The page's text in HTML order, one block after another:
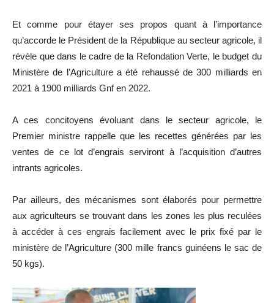
Et comme pour étayer ses propos quant à l’importance
qu’accorde le Président de la République au secteur agricole, il
révèle que dans le cadre de la Refondation Verte, le budget du
Ministère de l’Agriculture a été rehaussé de 300 milliards en
2021 à 1900 milliards Gnf en 2022.
A ces concitoyens évoluant dans le secteur agricole, le
Premier ministre rappelle que les recettes générées par les
ventes de ce lot d’engrais serviront à l’acquisition d’autres
intrants agricoles.
Par ailleurs, des mécanismes sont élaborés pour permettre
aux agriculteurs se trouvant dans les zones les plus reculées
à accéder à ces engrais facilement avec le prix fixé par le
ministère de l’Agriculture (300 mille francs guinéens le sac de
50 kgs).